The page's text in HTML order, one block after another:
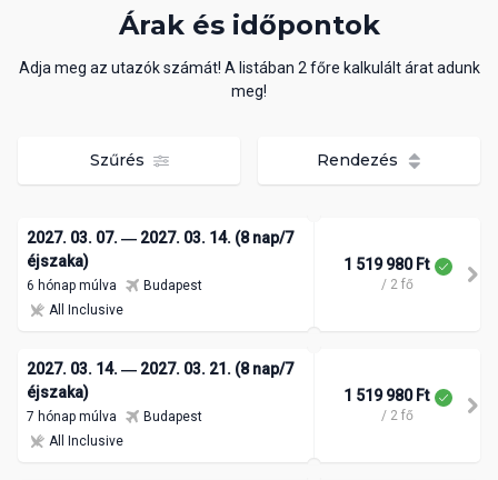
Árak és időpontok
Adja meg az utazók számát! A listában 2 főre kalkulált árat adunk
meg!
Szűrés Rendezés
2027. 03. 07. ― 2027. 03. 14. (8 nap/7
éjszaka)
6 hónap múlva
Budapest
All Inclusive
1 519 980 Ft
/ 2 fő
2027. 03. 14. ― 2027. 03. 21. (8 nap/7
éjszaka)
7 hónap múlva
Budapest
All Inclusive
1 519 980 Ft
/ 2 fő